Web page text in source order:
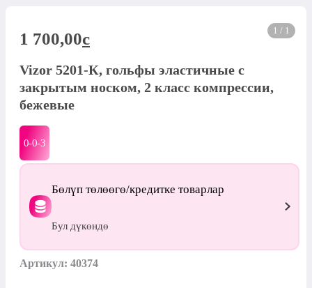
1 / 1
1 700,00c
Vizor 5201-К, гольфы эластичные с
закрытым носком, 2 класс компрессии,
бежевые
0-0-3
Бөлүп төлөөгө/кредитке товарлар
Бул дүкөндө
Артикул: 40374